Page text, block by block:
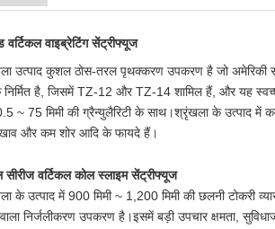
वर्टिकल वाइब्रेटिंग सेंट्रीफ्यूज
उत्पाद कुशल ठोस-तरल पृथक्करण उपकरण है जो अमेरिकी
है, जिसमें TZ-12 और TZ-14 शामिल हैं, और यह
~ 75 मिमी की ग्रैन्युलैरिटी के साथ।श्रृंखला के उत्पाद में
और कम शोर आदि के फायदे हैं।
सीरीज वर्टिकल कोल स्लाइम सेंट्रीफ्यूज
के उत्पाद में 900 मिमी ~ 1,200 मिमी की छलनी टोकरी
निर्जलीकरण उपकरण है।इसमें बड़ी उपचार क्षमता,